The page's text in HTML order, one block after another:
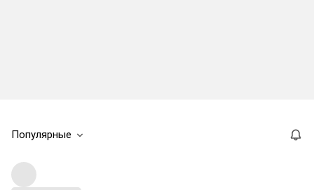
Популярные